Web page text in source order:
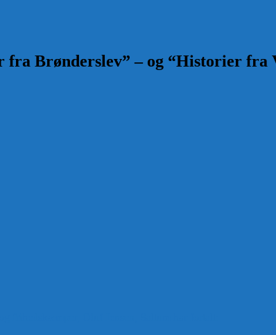
Brønderslev” – og “Historier fra